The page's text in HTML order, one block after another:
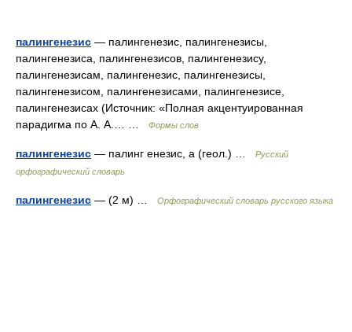
палингенезис — палингенезис, палингенезисы,
палингенезиса, палингенезисов, палингенезису,
палингенезисам, палингенезис, палингенезисы,
палингенезисом, палингенезисами, палингенезисе,
палингенезисах (Источник: «Полная акцентуированная
парадигма по А. А.… …
Формы слов
палингенезис — палинг енезис, а (геол.) …
Русский
орфографический словарь
палингенезис — (2 м) … Орфографический словарь русского языка